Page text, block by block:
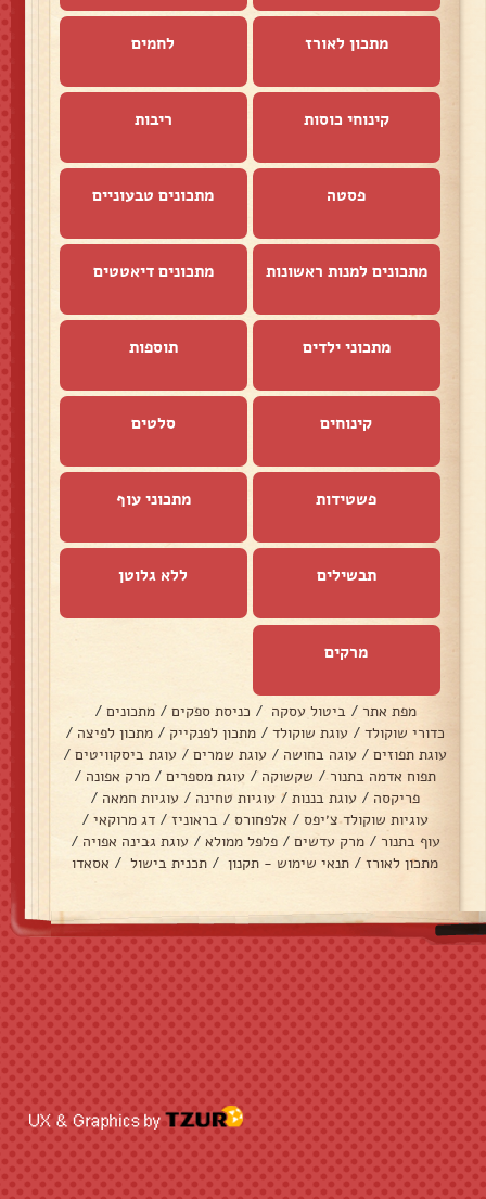
מתכון לאורז לחמים
קינוחי כוסות ריבות
פסטה מתכונים טבעוניים
מתכונים למנות ראשונות מתכונים דיאטטים
מתכוני ילדים תוספות
קינוחים סלטים
פשטידות מתכוני עוף
תבשילים ללא גלוטן
מרקים
מפת אתר / ביטול עסקה / כניסת ספקים / מתכונים /
כדורי שוקולד / עוגת שוקולד / מתכון לפנקייק / מתכון לפיצה /
עוגת תפוזים / עוגה בחושה / עוגת שמרים / עוגת ביסקוויטים /
תפוח אדמה בתנור/ שקשוקה / עוגת מספרים / מרק אפונה /
פריקסה / עוגת בננות / עוגיות טחינה / עוגיות חמאה /
עוגיות שוקולד צ׳יפס / אלפחורס / בראוניז / דג מרוקאי /
עוף בתנור / מרק עדשים / פלפל ממולא / עוגת גבינה אפויה /
מתכון לאורז / תנאי שימוש - תקנון / תכנית בישול / אסאדו